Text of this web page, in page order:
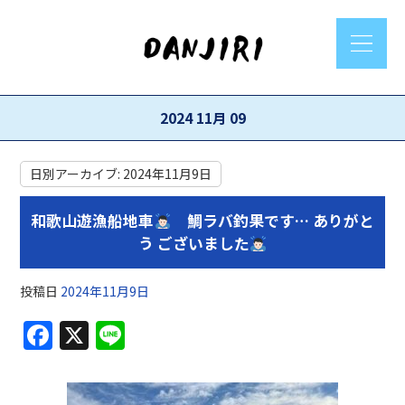
2024 11月 09
日別アーカイブ: 2024年11月9日
和歌山遊漁船地車
鯛ラバ釣果です… ありがと
う ございました
投稿日 2024年11月9日
F
a
c
X
e